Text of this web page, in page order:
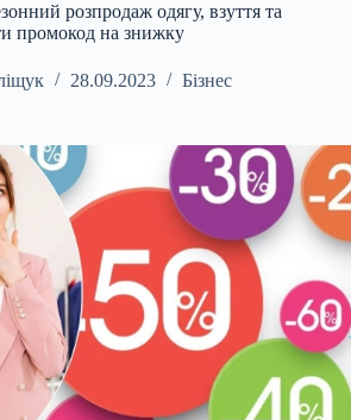
розпродаж одягу, взуття та
промокод на знижку
28.09.2023 Бізнес